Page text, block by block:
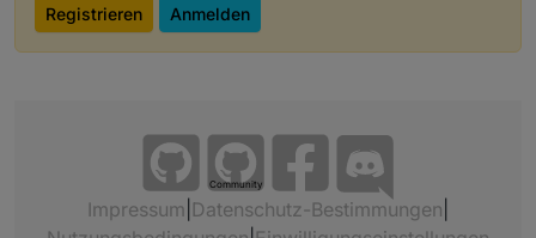
Registrieren Anmelden
Community
Impressum Datenschutz-Bestimmungen